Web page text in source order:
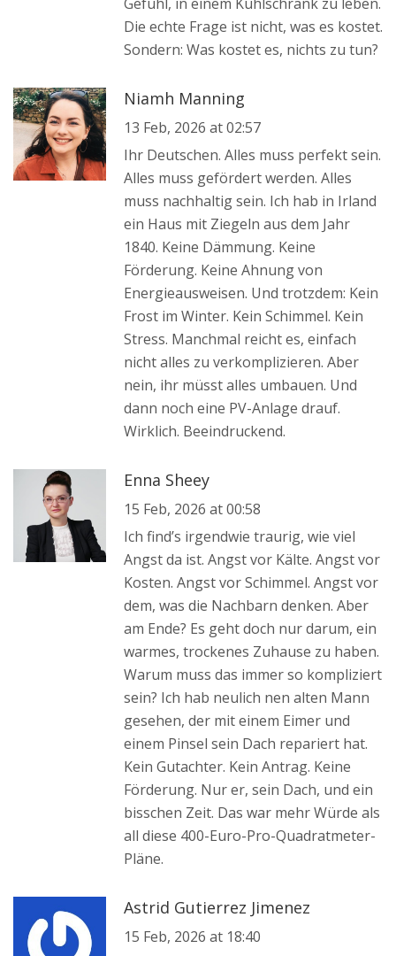
Die echte Frage ist nicht, was es kostet.
Sondern: Was kostet es, nichts zu tun?
Niamh Manning
13 Feb, 2026 at 02:57
Ihr Deutschen. Alles muss perfekt sein.
Alles muss gefördert werden. Alles
muss nachhaltig sein. Ich hab in Irland
ein Haus mit Ziegeln aus dem Jahr
1840. Keine Dämmung. Keine
Förderung. Keine Ahnung von
Energieausweisen. Und trotzdem: Kein
Frost im Winter. Kein Schimmel. Kein
Stress. Manchmal reicht es, einfach
nicht alles zu verkomplizieren. Aber
nein, ihr müsst alles umbauen. Und
dann noch eine PV-Anlage drauf.
Wirklich. Beeindruckend.
Enna Sheey
15 Feb, 2026 at 00:58
Ich find’s irgendwie traurig, wie viel
Angst da ist. Angst vor Kälte. Angst vor
Kosten. Angst vor Schimmel. Angst vor
dem, was die Nachbarn denken. Aber
am Ende? Es geht doch nur darum, ein
warmes, trockenes Zuhause zu haben.
Warum muss das immer so kompliziert
sein? Ich hab neulich nen alten Mann
gesehen, der mit einem Eimer und
einem Pinsel sein Dach repariert hat.
Kein Gutachter. Kein Antrag. Keine
Förderung. Nur er, sein Dach, und ein
bisschen Zeit. Das war mehr Würde als
all diese 400-Euro-Pro-Quadratmeter-
Pläne.
Astrid Gutierrez Jimenez
15 Feb, 2026 at 18:40